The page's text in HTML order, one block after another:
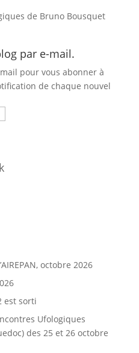
de Bruno Bousquet
par e-mail.
pour vous abonner à
de chaque nouvel
octobre 2026
est sorti
Ufologiques
des 25 et 26 octobre